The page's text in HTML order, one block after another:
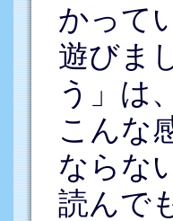
かって
遊びま
う」は
こんな
ならな
読んで